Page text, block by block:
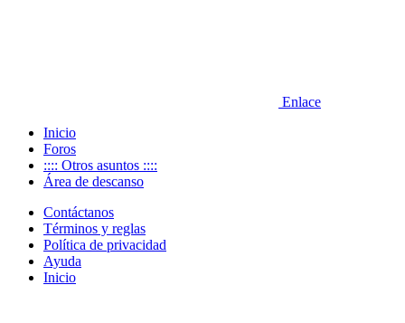
Enlace
Inicio
Foros
:::: Otros asuntos ::::
Área de descanso
Contáctanos
Términos y reglas
Política de privacidad
Ayuda
Inicio